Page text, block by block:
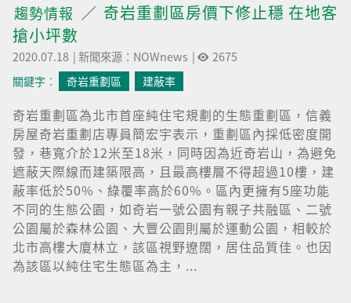
趨勢情報
奇岩重劃區房價下修止穩 在地客
搶小坪數
2020.07.18 |新聞來源：NOWnews | 2675
關鍵字︰ 奇岩重劃區 建蔽率
奇岩重劃區為北市首座純住宅規劃的生態重劃區，信義
房屋奇岩重劃店專員簡宏宇表示，重劃區內採低密度開
發，巷寬介於12米至18米，同時因為近奇岩山，為避免
遮蔽天際線而建築限高，且最高樓層不得超過10樓，建
蔽率低於50%、綠覆率高於60%。區內更擁有5座功能
不同的生態公園，如奇岩一號公園有親子共融區、二號
公園屬於森林公園、大豐公園則屬於運動公園，相較於
北市高樓大廈林立，該區視野遼闊，居住品質佳。也因
為該區以純住宅生態區為主，...